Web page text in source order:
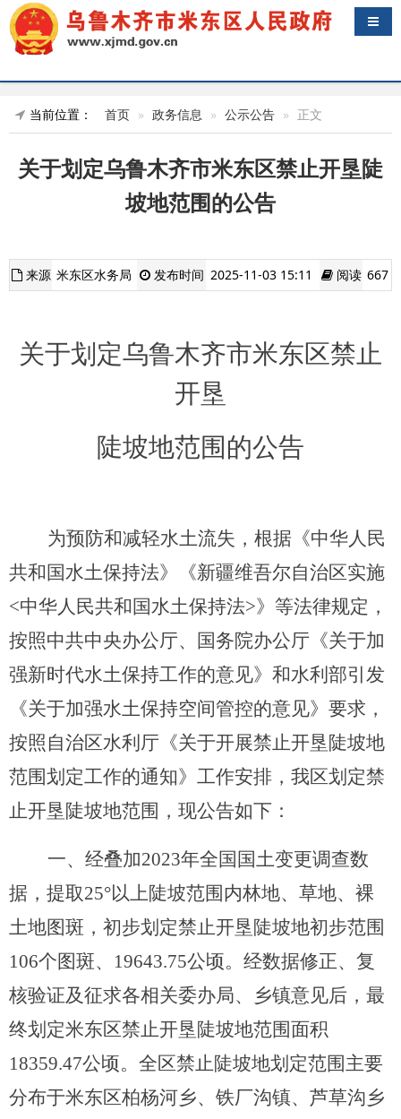
导航
当前位置： 首页 政务信息 公示公告 正文
关于划定乌鲁木齐市米东区禁止开垦陡
坡地范围的公告
来源 米东区水务局 发布时间 2025-11-03 15:11 阅读 667
关于划定乌鲁木齐市米东区禁止
开垦
陡坡地范围的公告
为预防和减轻水土流失，根据《中华人民
共和国水土保持法》《新疆维吾尔自治区实施
<中华人民共和国水土保持法>》等法律规定，
按照中共中央办公厅、国务院办公厅《关于加
强新时代水土保持工作的意见》和水利部引发
《关于加强水土保持空间管控的意见》要求，
按照自治区水利厅《关于开展禁止开垦陡坡地
范围划定工作的通知》工作安排，我区划定禁
止开垦陡坡地范围，现公告如下：
一、 经叠加2023年全国国土变更调查数
据，提取25°以上陡坡范围内林地、草地、裸
土地图斑，初步划定禁止开垦陡坡地初步范围
106个图斑、 19643.75公顷。经数据修正、复
核验证及征求各相关委办局、 乡镇意见后，最
终划定米东区禁止开垦陡坡地范围面积
18359.47公顷。全区禁止陡坡地划定范围主要
分布于米东区柏杨河乡、铁厂沟镇、芦草沟乡